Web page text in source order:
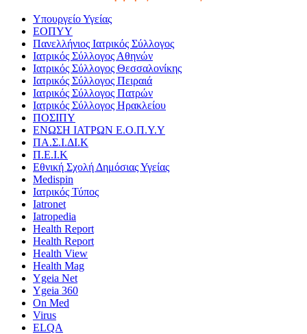
Υπουργείο Υγείας
ΕΟΠΥΥ
Πανελλήνιος Ιατρικός Σύλλογος
Ιατρικός Σύλλογος Αθηνών
Ιατρικός Σύλλογος Θεσσαλονίκης
Ιατρικός Σύλλογος Πειραιά
Ιατρικός Σύλλογος Πατρών
Ιατρικός Σύλλογος Ηρακλείου
ΠΟΣΙΠΥ
ΕΝΩΣΗ ΙΑΤΡΩΝ Ε.Ο.Π.Υ.Υ
ΠΑ.Σ.Ι.ΔΙ.Κ
Π.Ε.Ι.Κ
Εθνική Σχολή Δημόσιας Υγείας
Medispin
Ιατρικός Τύπος
Iatronet
Iatropedia
Health Report
Health Report
Health View
Health Mag
Ygeia Net
Ygeia 360
On Med
Virus
ELQA